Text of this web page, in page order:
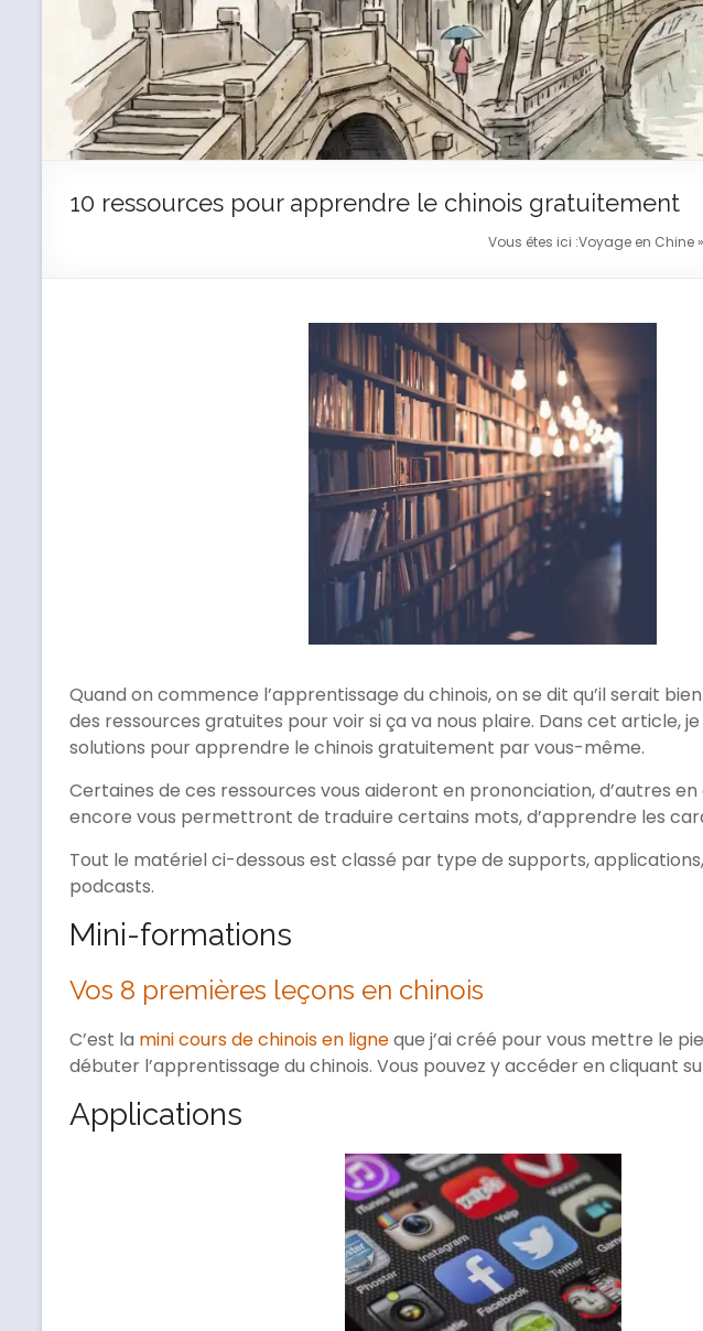
10 ressources pour apprendre le chinois gratuitement
Vous êtes ici :Voyage en Chine »
Quand on commence l’apprentissage du chinois, on se dit qu’il serait
des ressources gratuites pour voir si ça va nous plaire. Dans cet article,
solutions pour apprendre le chinois gratuitement par vous-même.
Certaines de ces ressources vous aideront en prononciation, d’autres en
encore vous permettront de traduire certains mots, d’apprendre les
Tout le matériel ci-dessous est classé par type de supports,
podcasts.
Mini-formations
Vos 8 premières leçons en chinois
C’est la mini cours de chinois en ligneque j’ai créé pour vous mettre le
débuter l’apprentissage du chinois. Vous pouvez y accéder en cliquant
Applications